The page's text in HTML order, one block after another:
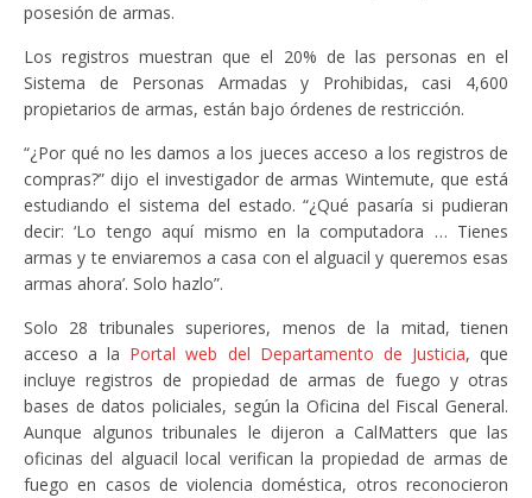
posesión de armas.
Los registros muestran que el 20% de las personas en el
Sistema de Personas Armadas y Prohibidas, casi 4,600
propietarios de armas, están bajo órdenes de restricción.
“¿Por qué no les damos a los jueces acceso a los registros de
compras?” dijo el investigador de armas Wintemute, que está
estudiando el sistema del estado. “¿Qué pasaría si pudieran
decir: ‘Lo tengo aquí mismo en la computadora … Tienes
armas y te enviaremos a casa con el alguacil y queremos esas
armas ahora’. Solo hazlo”.
Solo 28 tribunales superiores, menos de la mitad, tienen
acceso a la Portal web del Departamento de Justicia, que
incluye registros de propiedad de armas de fuego y otras
bases de datos policiales, según la Oficina del Fiscal General.
Aunque algunos tribunales le dijeron a CalMatters que las
oficinas del alguacil local verifican la propiedad de armas de
fuego en casos de violencia doméstica, otros reconocieron